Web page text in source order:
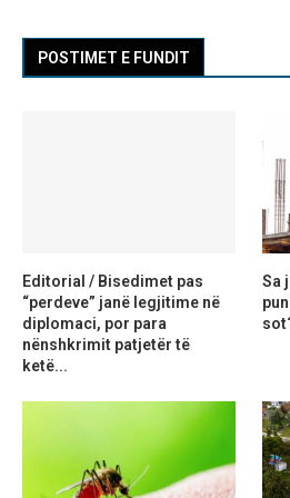
POSTIMET E FUNDIT
Editorial / Bisedimet pas
“perdeve” janë legjitime në
diplomaci, por para
nënshkrimit patjetër të
ketë...
Sa